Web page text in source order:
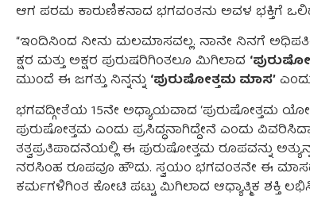
ಆಗ ಪರಮ ಕಾರುಣಿಕನಾದ ಭಗವಂತನು ಅವಳ ಭಕ್ತಿಗೆ
“ಇಂದಿನಿಂದ ನೀನು ಮಲಮಾಸವಲ್ಲ. ನಾನೇ ನಿನಗೆ
ಕ್ಷರ ಮತ್ತು ಅಕ್ಷರ ಪುರುಷರಿಗಿಂತಲೂ ಮಿಗಿಲಾದ
ಮುಂದೆ ಈ ಜಗತ್ತು ನಿನ್ನನ್ನು ‘ಪುರುಷೋತ್ತಮ ಮಾಸ’
ಭಗವದ್ಗೀತೆಯ 15ನೇ ಅಧ್ಯಾಯವಾದ ‘ಪುರುಷೋತ್ತಮ
ಪುರುಷೋತ್ತಮ ಎಂದು ಪ್ರಸಿದ್ಧನಾಗಿದ್ದೇನೆ ಎಂದು
ತತ್ವಪ್ರತಿಪಾದನೆಯಲ್ಲಿ ಈ ಪುರುಷೋತ್ತಮ ರೂಪವನ್ನು
ನರಸಿಂಹ ರೂಪವೂ ಹೌದು. ಸ್ವಯಂ ಭಗವಂತನೇ ಈ
ಕರ್ಮಗಳಿಗಿಂತ ಕೋಟಿ ಪಟ್ಟು ಮಿಗಿಲಾದ ಆಧ್ಯಾತ್ಮಿಕ ಶಕ್ತಿ